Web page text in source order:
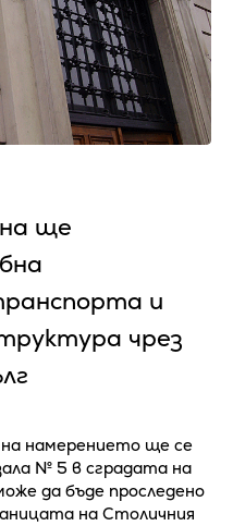
ще
и
чрез
намерението ще се
№ 5 в сградата на
да бъде проследено
на Столичния